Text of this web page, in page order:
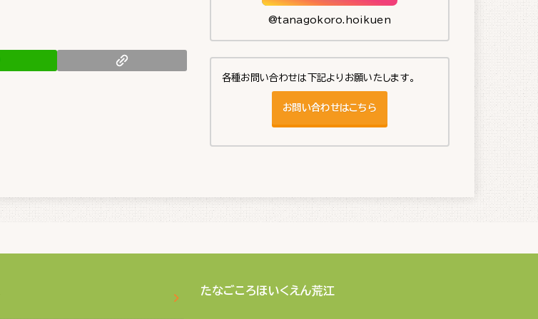
@tanagokoro.hoikuen
各種お問い合わせは下記よりお願いたします。
お問い合わせはこちら
たなごころほいくえん荒江